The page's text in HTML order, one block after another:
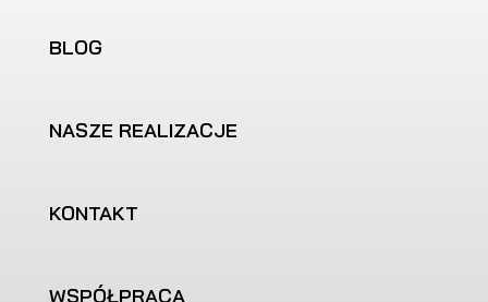
BLOG
NASZE REALIZACJE
KONTAKT
WSPÓŁPRACA